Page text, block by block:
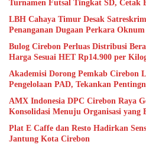
Turnamen Futsal Tingkat SD, Cetak
LBH Cahaya Timur Desak
Penanganan Dugaan Perkara
Bulog Cirebon Perluas Distribusi
Harga Sesuai HET Rp14.900 per
Akademisi Dorong Pemkab Cirebon
Pengelolaan PAD, Tekankan
AMX Indonesia DPC Cirebon Raya
Konsolidasi Menuju Organisasi yang
Plat E Caffe dan Resto Hadirkan
Jantung Kota Cirebon